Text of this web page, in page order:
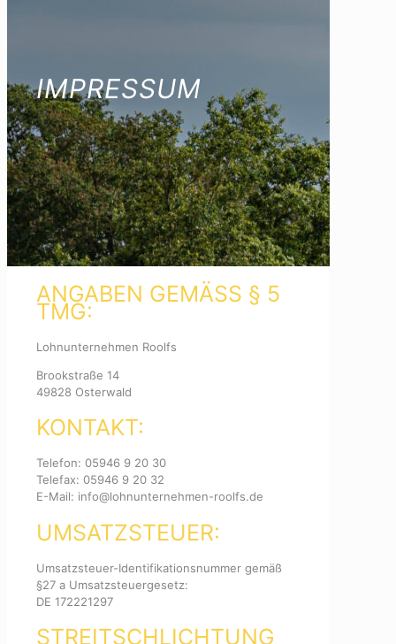
IMPRESSUM
ANGABEN GEMÄSS § 5 T
MG:
Lohnunternehmen Roolfs
Brookstraße 14
49828 Osterwald
KONTAKT:
Telefon: 05946 9 20 30
Telefax: 05946 9 20 32
E-Mail: info@lohnunternehmen-roolfs.de
UMSATZSTEUER:
Umsatzsteuer-Identifikationsnummer gemäß
§27 a Umsatzsteuergesetz:
DE 172221297
STREITSCHLICHTUNG